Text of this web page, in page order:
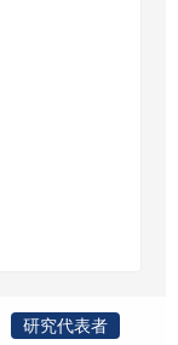
研究代表者